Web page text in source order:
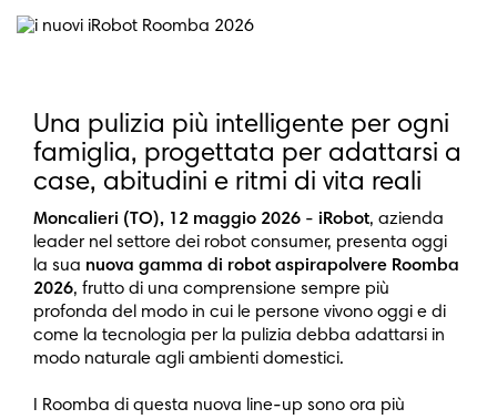
Una pulizia più intelligente per ogni
famiglia, progettata per adattarsi a
case, abitudini e ritmi di vita reali
Moncalieri (TO), 12 maggio 2026 - iRobot, azienda
leader nel settore dei robot consumer, presenta oggi
la sua nuova gamma di robot aspirapolvere Roomba
2026, frutto di una comprensione sempre più
profonda del modo in cui le persone vivono oggi e di
come la tecnologia per la pulizia debba adattarsi in
modo naturale agli ambienti domestici.
I Roomba di questa nuova line-up sono ora più